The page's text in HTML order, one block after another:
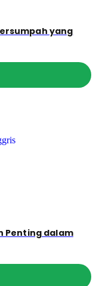
yang
Penting dalam